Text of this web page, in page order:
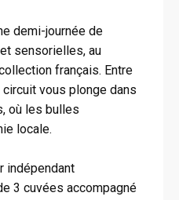
demi-journée de
sensorielles, au
français. Entre
vous plonge dans
où les bulles
locale.
indépendant
3 cuvées accompagné